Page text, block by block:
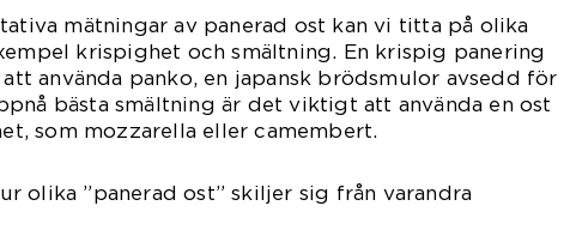
mätningar av panerad ost kan vi titta på olika
krispighet och smältning. En krispig panering
använda panko, en japansk brödsmulor avsedd för
bästa smältning är det viktigt att använda en ost
som mozzarella eller camembert.
olika ”panerad ost” skiljer sig från varandra